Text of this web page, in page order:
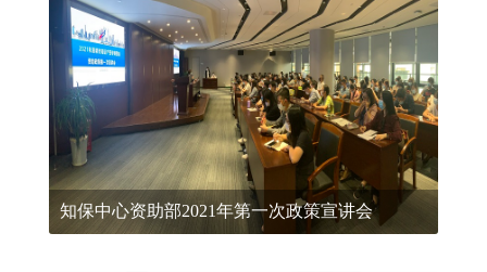
知保中心资助部2021年第一次政策宣讲会